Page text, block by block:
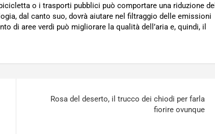
o i trasporti pubblici può comportare una riduzione del
dal canto suo, dovrà aiutare nel filtraggio delle emissioni
di aree verdi può migliorare la qualità dell’aria e, quindi, il
Rosa del deserto, il trucco dei chiodi per farla
fiorire ovunque